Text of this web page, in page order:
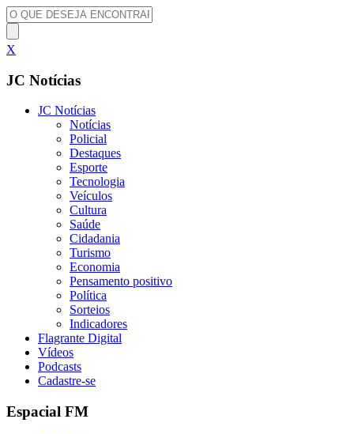
X
JC Notícias
JC Notícias
Notícias
Policial
Destaques
Esporte
Tecnologia
Veículos
Cultura
Saúde
Cidadania
Turismo
Economia
Pensamento positivo
Política
Sorteios
Indicadores
Flagrante Digital
Vídeos
Podcasts
Cadastre-se
Espacial FM